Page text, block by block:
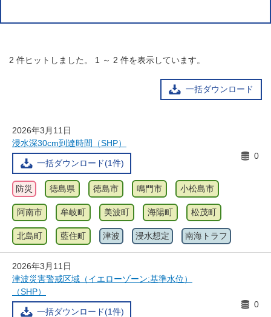
2 件ヒットしました。 1 ～ 2 件を表示しています。
一括ダウンロード
2026年3月11日
浸水深30cm到達時間（SHP）
一括ダウンロード(1件)
0
防災 徳島県 徳島市 鳴門市 小松島市
阿南市 牟岐町 美波町 海陽町 松茂町
北島町 藍住町 津波 浸水想定 南海トラフ
2026年3月11日
津波災害警戒区域（イエローゾーン:基準水位）
（SHP）
一括ダウンロード(1件)
0